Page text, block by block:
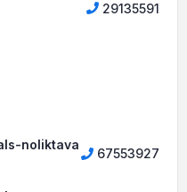
29135591
noliktava
67553927